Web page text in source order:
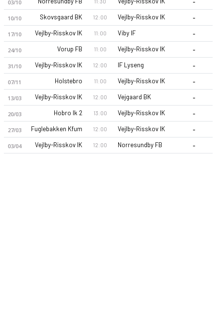
Vejlby-Risskov IK 26-27 sezonu | Danmarksserien
03/10
10/10 Skovsgaard BK 12:00 Vejlby-Risskov IK -
17/10 Vejlby-Risskov IK 11:00 Viby IF -
24/10 Vorup FB 11:00 Vejlby-Risskov IK -
31/10 Vejlby-Risskov IK 12:00 IF Lyseng -
07/11 Holstebro 11:00 Vejlby-Risskov IK -
13/03 Vejlby-Risskov IK 12:00 Vejgaard BK -
20/03 Hobro Ik 2 13:00 Vejlby-Risskov IK -
27/03 Fuglebakken Kfum 12:00 Vejlby-Risskov IK -
03/04 Vejlby-Risskov IK 12:00 Norresundby FB -